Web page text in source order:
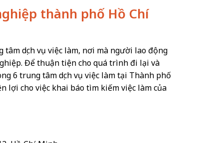
thành phố Hồ Chí
dịch vụ việc làm, nơi mà người lao động
Để thuận tiện cho quá trình đi lại và
6 trung tâm dịch vụ việc làm tại Thành phố
lợi cho việc khai báo tìm kiếm việc làm của